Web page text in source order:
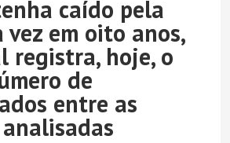
caído pela
vez em oito anos,
registra, hoje, o
de
entre as